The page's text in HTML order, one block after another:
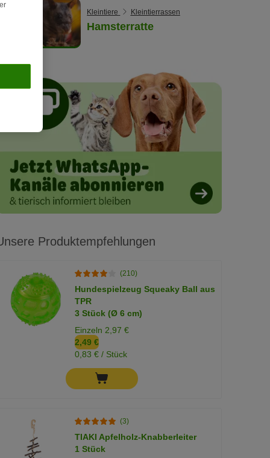
Kleintiere Kleintierrassen
Hamsterratte
Produktempfehlungen
(210)
Hundespielzeug Squeaky Ball aus
TPR
3 Stück (Ø 6 cm)
Einzeln 2,97 €
2,49 €
0,83 € / Stück
(3)
TIAKI Apfelholz-Knabberleiter
1 Stück